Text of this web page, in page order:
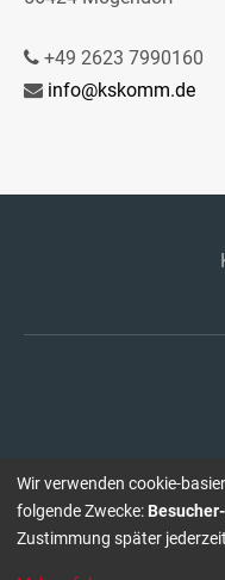
+49 2623 7990160
info@kskomm.de
Wir verwenden cookie-
folgende Zwecke:
Zustimmung später